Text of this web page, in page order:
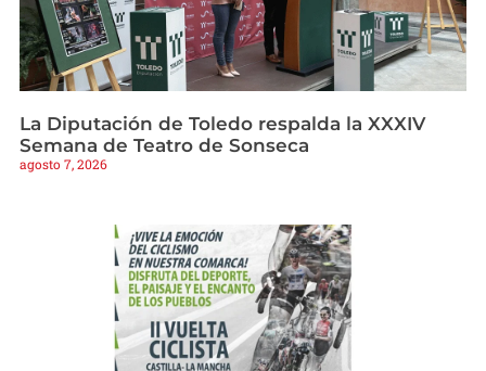
La Diputación de Toledo respalda la XXXIV
Semana de Teatro de Sonseca
agosto 7, 2026